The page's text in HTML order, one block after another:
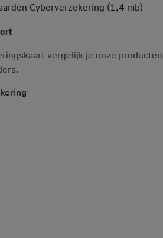
Cyberverzekering (1,4 mb)
vergelijk je onze